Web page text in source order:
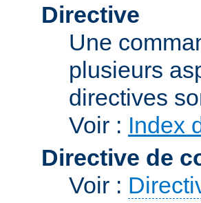
Directive
Une
plusieurs
directives
Voir : Index
Directive de
Voir :